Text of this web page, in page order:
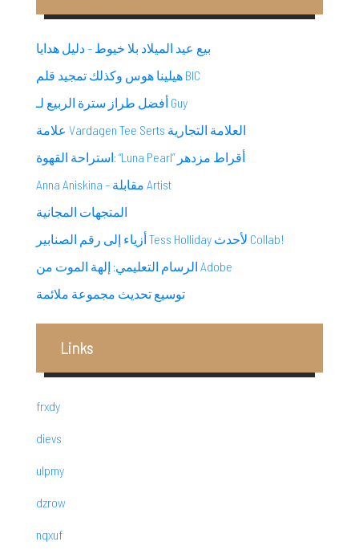
بيع عيد الميلاد بلا خيوط – دليل هدايا
هيلينا هوس وكذلك تمجيد قلم BIC
أفضل طراز سترة الربيع لـ Guy
علامة Vardagen Tee Serts العلامة التجارية
استراحة القهوة: “Luna Pearl” أقراط مزدهر
Anna Aniskina – مقابلة Artist
المتجهات المجانية
أزياء إلى رقم الصنابير Tess Holliday لأحدث Collab!
الرسام التعليمي: إلهة الموت من Adobe
توسيع تحديث مجموعة ملائمة
Links
frxdy
dievs
ulpmy
dzrow
nqxuf